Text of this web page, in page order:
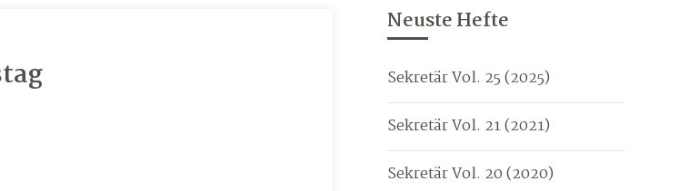
Neuste Hefte
Sekretär Vol. 25 (2025)
Sekretär Vol. 21 (2021)
Sekretär Vol. 20 (2020)